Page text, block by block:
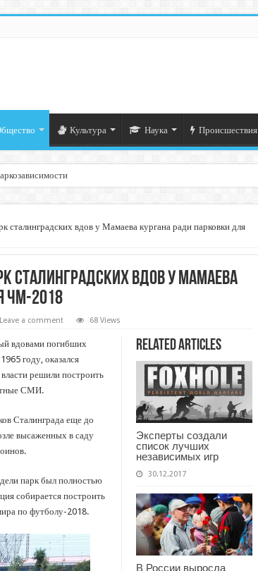
Культура Наука Происшествия
сталинградских вдов у Мамаева кургана ради парковки для
сталинградских вдов у Мамаева
ЧМ-2018
Leave a comment 68 Views
Related Articles
Эксперты создали
список лучших
независимых игр
30.12.2017
В России выросла
вдовами погибших
году, оказался
решили построить
СМИ.
Сталинграда еще до
высаженных в саду
парк был полностью
собирается построить
по футболу-2018.